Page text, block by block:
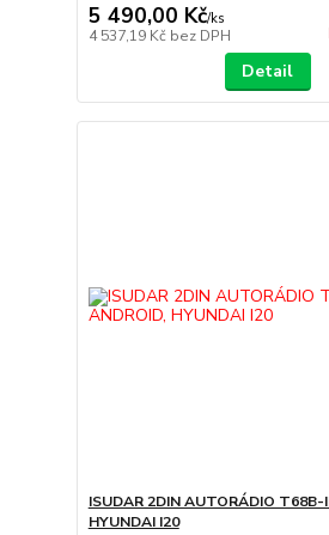
5 490,00 Kč/ks
4 537,19 Kč bez DPH
Detail
ISUDAR 2DIN AUTORÁDIO T68B-
HYUNDAI I20